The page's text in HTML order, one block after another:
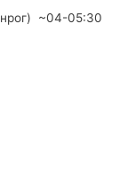
~04-05:30